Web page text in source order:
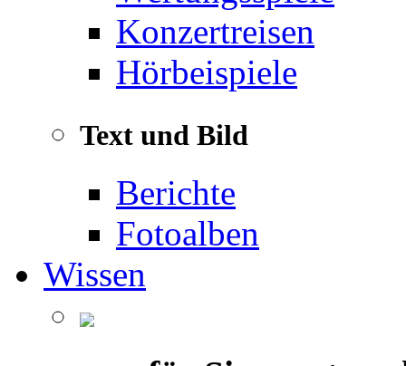
Konzertreisen
Hörbeispiele
Text und Bild
Berichte
Fotoalben
Wissen